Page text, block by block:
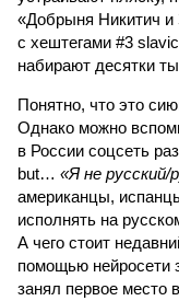
«Добрыня Никитич и
с хештегами #3
набирают десятки
Понятно, что это
Однако можно
в России соцсеть
but… «Я не русский/
американцы,
исполнять на
А чего стоит
помощью нейросети
занял первое место